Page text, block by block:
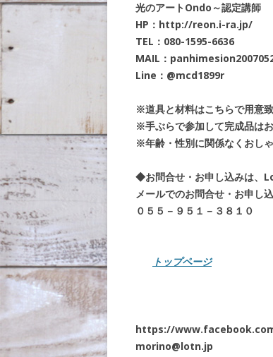
光のアートOndo～認定講師
HP：http://reon.i-ra.jp/
TEL：080-1595-6636
MAIL：
Line：@mcd1899r
※道具と材料はこちらで用意致
※手ぶらで参加して完成品はお
※年齢・性別に関係なくおし
◆お問合せ・お申し込みは、
メールでのお問合せ・お申し
０５５－９５１－３８１０
トップページ
https://
morino@lotn.jp